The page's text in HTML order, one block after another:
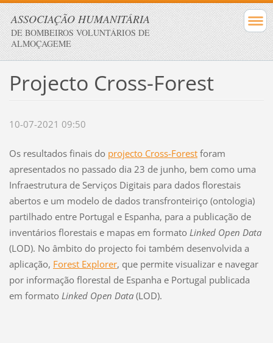
ASSOCIAÇÃO HUMANITÁRIA
DE BOMBEIROS VOLUNTÁRIOS DE
ALMOÇAGEME
Projecto Cross-Forest
10-07-2021 09:50
Os resultados finais do projecto Cross-Forestforam
apresentados no passado dia 23 de junho, bem como uma
Infraestrutura de Serviços Digitais para dados florestais
abertos e um modelo de dados transfronteiriço (ontologia)
partilhado entre Portugal e Espanha, para a publicação de
inventários florestais e mapas em formato Linked Open Data
(LOD). No âmbito do projecto foi também desenvolvida a
aplicação, Forest Explorer, que permite visualizar e navegar
por informação florestal de Espanha e Portugal publicada
em formato Linked Open Data(LOD).